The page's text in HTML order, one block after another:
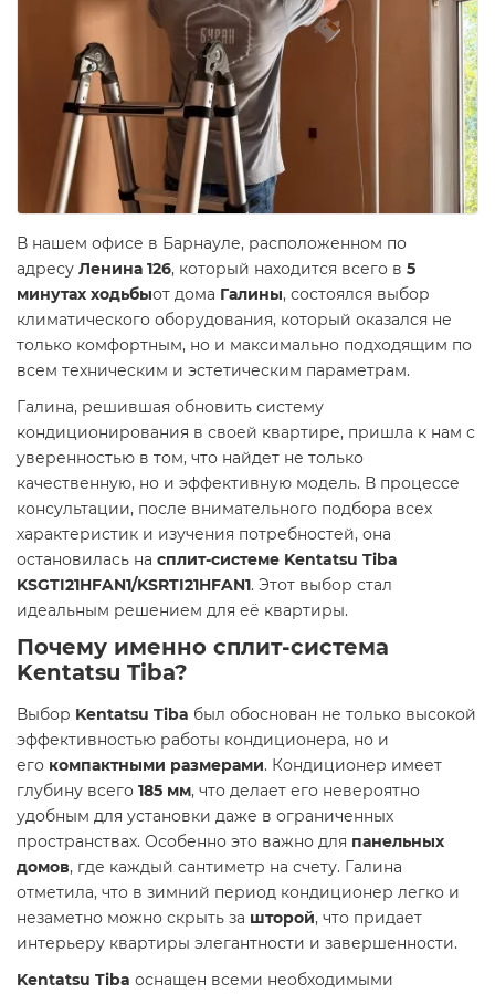
В нашем офисе в Барнауле, расположенном по
адресу Ленина 126, который находится всего в 5
минутах ходьбыот дома Галины, состоялся выбор
климатического оборудования, который оказался не
только комфортным, но и максимально подходящим по
всем техническим и эстетическим параметрам.
Галина, решившая обновить систему
кондиционирования в своей квартире, пришла к нам с
уверенностью в том, что найдет не только
качественную, но и эффективную модель. В процессе
консультации, после внимательного подбора всех
характеристик и изучения потребностей, она
остановилась на сплит-системе Kentatsu Tiba
KSGTI21HFAN1/KSRTI21HFAN1. Этот выбор стал
идеальным решением для её квартиры.
Почему именно сплит-система
Kentatsu Tiba?
Выбор Kentatsu Tiba был обоснован не только высокой
эффективностью работы кондиционера, но и
его компактными размерами. Кондиционер имеет
глубину всего 185 мм, что делает его невероятно
удобным для установки даже в ограниченных
пространствах. Особенно это важно для панельных
домов, где каждый сантиметр на счету. Галина
отметила, что в зимний период кондиционер легко и
незаметно можно скрыть за шторой, что придает
интерьеру квартиры элегантности и завершенности.
Kentatsu Tiba оснащен всеми необходимыми